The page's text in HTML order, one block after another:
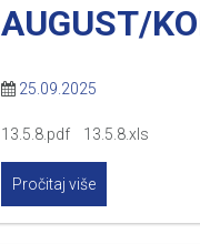
AUGUST/
25.09.2025
13.5.8.pdf 13.5.8.xls
Pročitaj više